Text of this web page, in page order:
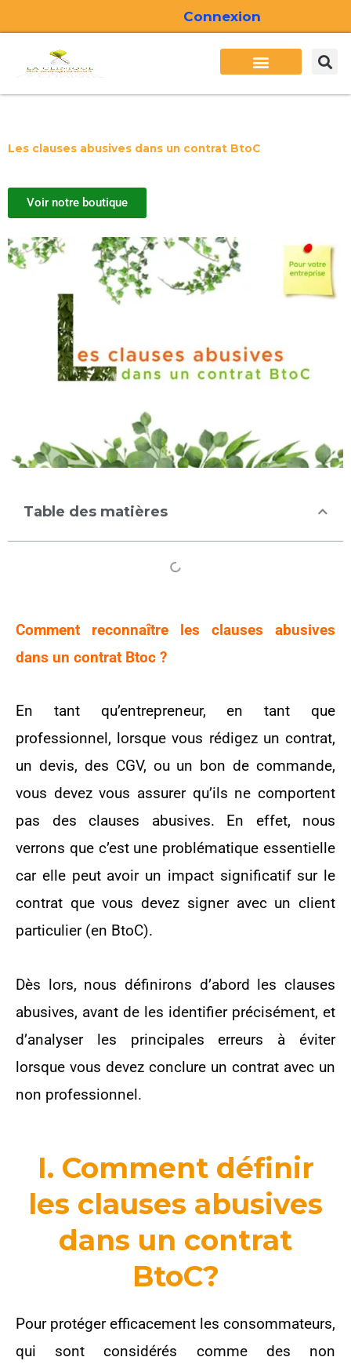
au
Connexion
Les clauses abusives dans un contrat BtoC
Voir notre boutique
Table des matières
Comment reconnaître les clauses abusives
dans un contrat Btoc ?
En tant qu’entrepreneur, en tant que
professionnel, lorsque vous rédigez un contrat,
un devis, des CGV, ou un bon de commande,
vous devez vous assurer qu’ils ne comportent
pas des clauses abusives. En effet, nous
verrons que c’est une problématique essentielle
car elle peut avoir un impact significatif sur le
contrat que vous devez signer avec un client
particulier (en BtoC).
Dès lors, nous définirons d’abord les clauses
abusives, avant de les identifier précisément, et
d’analyser les principales erreurs à éviter
lorsque vous devez conclure un contrat avec un
non professionnel.
I. Comment définir
les clauses abusives
dans un contrat
BtoC?
Pour protéger efficacement les consommateurs,
qui sont considérés comme des non